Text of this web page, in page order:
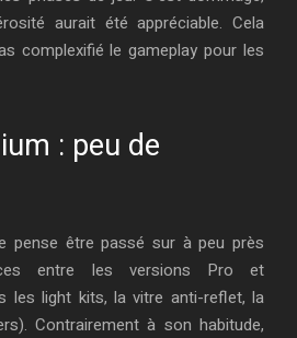
aurait été appréciable. Cela
complexifié le gameplay pour les
: peu de
pense être passé sur à peu près
entre les versions Pro et
les light kits, la vitre anti-reflet, la
Contrairement à son habitude,